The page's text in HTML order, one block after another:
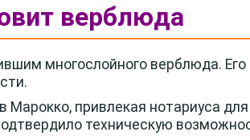
верблюда
многослойного верблюда. Его
Марокко, привлекая нотариуса для
техническую